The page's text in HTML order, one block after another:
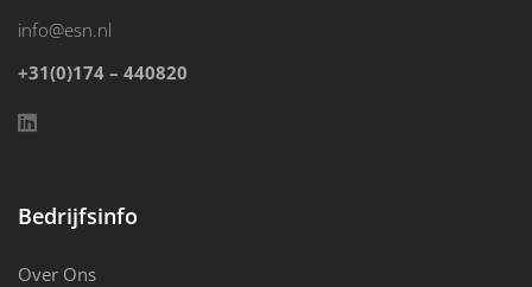
info@esn.nl
+31(0)174 – 440820
Bedrijfsinfo
Over Ons